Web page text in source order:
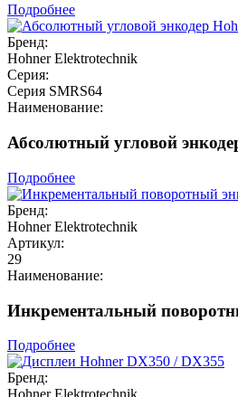
Подробнее
Бренд:
Hohner Elektrotechnik
Серия:
Серия SMRS64
Наименование:
Абсолютный угловой
Подробнее
Бренд:
Hohner Elektrotechnik
Артикул:
29
Наименование:
Инкрементальный
Подробнее
Бренд: